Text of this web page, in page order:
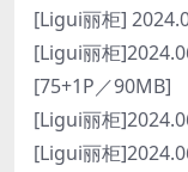
[Ligui丽柜]
[Ligui丽柜
[75+1P／90MB]
[Ligui丽柜
[Ligui丽柜